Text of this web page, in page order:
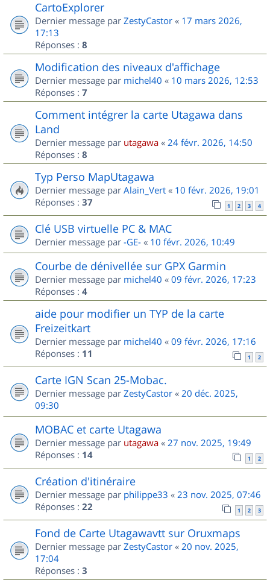
CartoExplorer
Dernier message par ZestyCastor « 17 mars 2026,
17:13
Réponses : 8
Modification des niveaux d'affichage
Dernier message par michel40 « 10 mars 2026, 12:53
Réponses : 7
Comment intégrer la carte Utagawa dans
Land
Dernier message par utagawa « 24 févr. 2026, 14:50
Réponses : 8
Typ Perso MapUtagawa
Dernier message par Alain_Vert « 10 févr. 2026, 19:01
Réponses : 37 1 2 3 4
Clé USB virtuelle PC & MAC
Dernier message par -GE- « 10 févr. 2026, 10:49
Courbe de dénivellée sur GPX Garmin
Dernier message par michel40 « 09 févr. 2026, 17:23
Réponses : 4
aide pour modifier un TYP de la carte
Freizeitkart
Dernier message par michel40 « 09 févr. 2026, 17:16
Réponses : 11 1 2
Carte IGN Scan 25-Mobac.
Dernier message par ZestyCastor « 20 déc. 2025,
09:30
MOBAC et carte Utagawa
Dernier message par utagawa « 27 nov. 2025, 19:49
Réponses : 14 1 2
Création d'itinéraire
Dernier message par philippe33 « 23 nov. 2025, 07:46
Réponses : 22 1 2 3
Fond de Carte Utagawavtt sur Oruxmaps
Dernier message par ZestyCastor « 20 nov. 2025,
17:04
Réponses : 3